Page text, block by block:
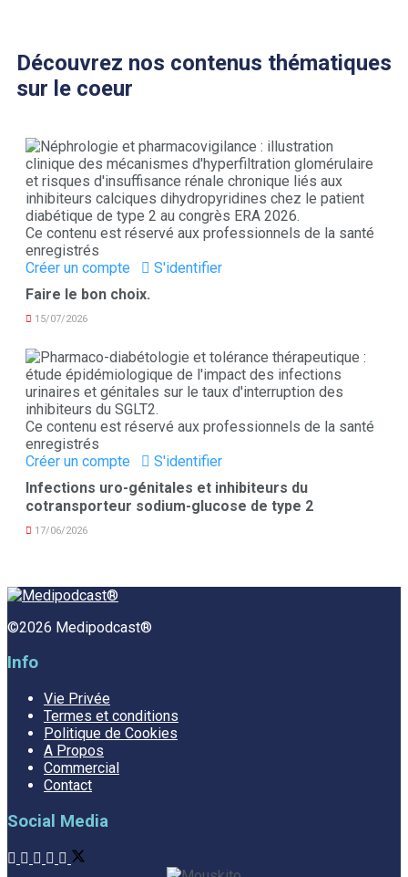
Découvrez nos contenus thématiques
sur le coeur
Ce contenu est réservé aux professionnels de la santé
enregistrés
Créer un compte
S'identifier
Faire le bon choix.
15/07/2026
Ce contenu est réservé aux professionnels de la santé
enregistrés
Créer un compte
S'identifier
Infections uro-génitales et inhibiteurs du
cotransporteur sodium-glucose de type 2
17/06/2026
©2026 Medipodcast®
Info
Vie Privée
Termes et conditions
Politique de Cookies
A Propos
Commercial
Contact
Social Media